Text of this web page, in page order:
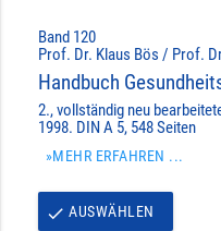
Band 120
Prof. Dr. Klaus Bös / Prof.
Handbuch
2., vollständig neu
1998. DIN A 5, 548 Seiten
»MEHR ERFAHREN ...
done AUSWÄHLEN